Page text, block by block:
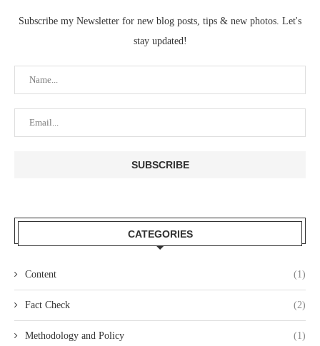
Subscribe my Newsletter for new blog posts, tips & new photos. Let's
stay updated!
CATEGORIES
Content (1)
Fact Check (2)
Methodology and Policy (1)